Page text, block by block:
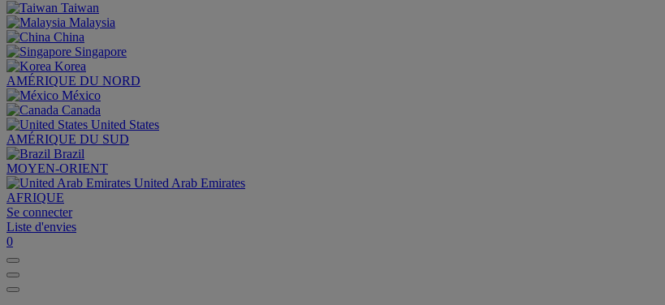
Taiwan
Malaysia
China
Singapore
Korea
AMÉRIQUE DU NORD
México
Canada
United States
AMÉRIQUE DU SUD
Brazil
MOYEN-ORIENT
United Arab Emirates
AFRIQUE
Se connecter
Liste d'envies
0